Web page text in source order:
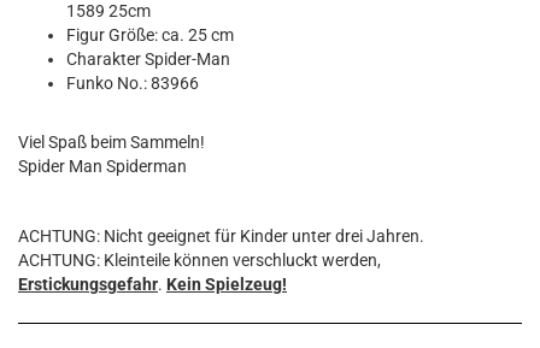
1589 25cm
Figur Größe: ca. 25 cm
Charakter Spider-Man
Funko No.: 83966
Viel Spaß beim Sammeln!
Spider Man Spiderman
ACHTUNG: Nicht geeignet für Kinder unter drei Jahren.
ACHTUNG: Kleinteile können verschluckt werden,
Erstickungsgefahr. Kein Spielzeug!